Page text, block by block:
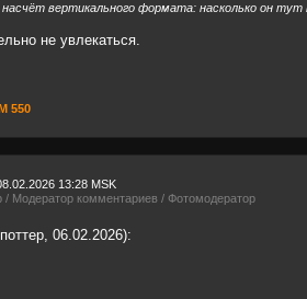
вертикального формата: насколько он тут
не увлекаться.
550
13:28 MSK
/ Модератор комментариев / Фотомодератор
06.02.2026):